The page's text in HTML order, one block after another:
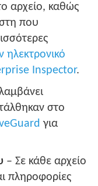
αρχείο, καθώς
που
ηλεκτρονικό
Inspector.
στο
για
– Σε κάθε αρχείο
πληροφορίες